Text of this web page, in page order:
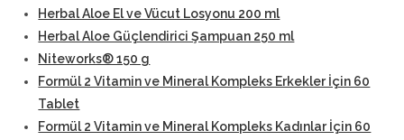
Herbal Aloe El ve Vücut Losyonu 200 ml
Herbal Aloe Güçlendirici Şampuan 250 ml
Niteworks® 150 g
Formül 2 Vitamin ve Mineral Kompleks Erkekler İçin 60
Tablet
Formül 2 Vitamin ve Mineral Kompleks Kadınlar İçin 60